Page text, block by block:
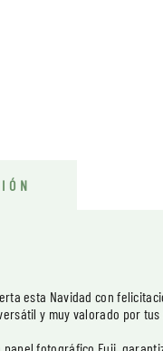
esta Navidad con
y muy valorado por